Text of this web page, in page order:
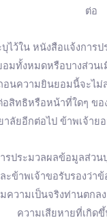
ต่อ
ไว้ใน หนังสือแจ้งกา
ทั้งหมดหรือบางส่วน
อนความยินยอมนี้จะไ
ทธิหรือหน้าที่ใดๆ ขอ
ลัยอีกต่อไป ข้าพเจ้า
รประมวลผลข้อมูลส่
ข้าพเจ้าขอรับรองว่า
ความเป็นจริงท่านตก
ความเสียหายที่เกิด